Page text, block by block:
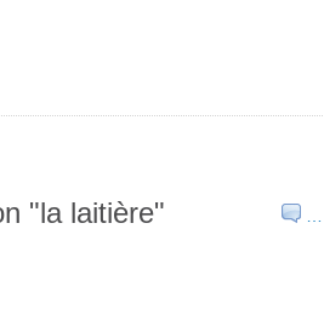
…
"la laitière"